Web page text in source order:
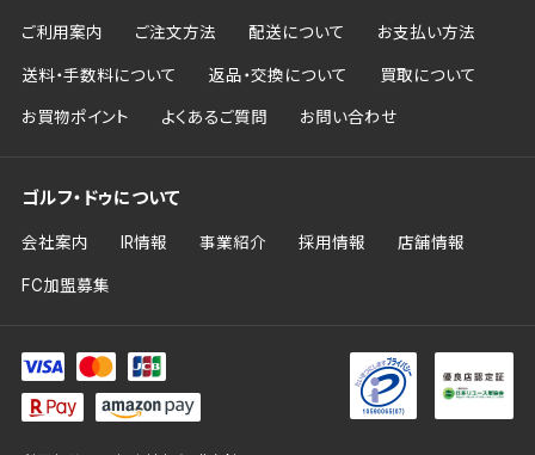
ご利用案内 ご注文方法 配送について お支払い方法
送料・手数料について 返品・交換について 買取について
お買物ポイント よくあるご質問 お問い合わせ
ゴルフ・ドゥについて
会社案内 IR情報 事業紹介 採用情報 店舗情報
FC加盟募集